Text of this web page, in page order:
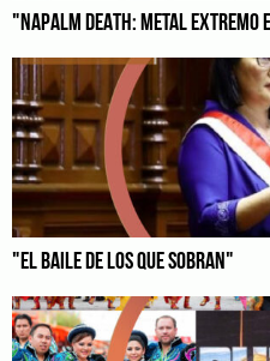
"NAPALM DEATH: METAL EXTREMO
"EL BAILE DE LOS QUE SOBRAN"